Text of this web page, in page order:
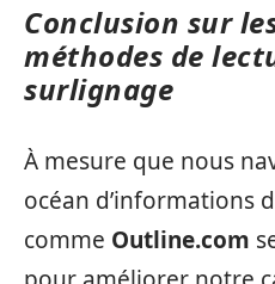
Conclusion sur
méthodes de
surlignage
À mesure que nous
océan d’informations
comme Outline.com